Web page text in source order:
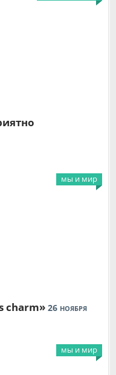
мы и мир
charm» 26 НОЯБРЯ
мы и мир